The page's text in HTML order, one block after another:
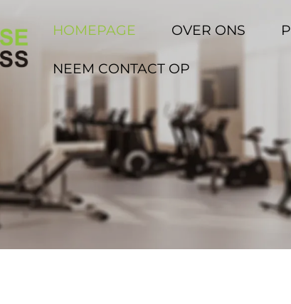
HOMEPAGE OVER ONS
NEEM CONTACT OP